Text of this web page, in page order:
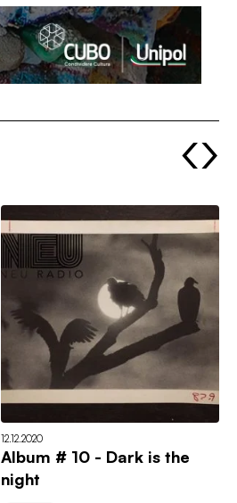
12.12.2020
Album # 10 - Dark is the
night
‹›